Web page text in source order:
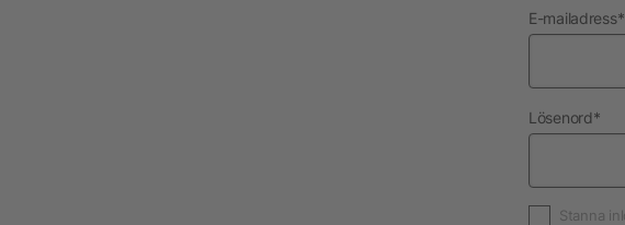
E-mailadress*
Lösenord*
Stanna